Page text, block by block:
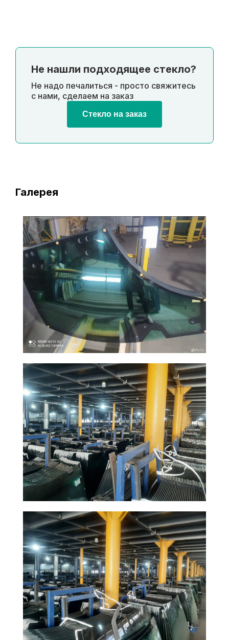
Не нашли подходящее стекло?
Не надо печалиться - просто свяжитесь
с нами, сделаем на заказ
Стекло на заказ
Галерея